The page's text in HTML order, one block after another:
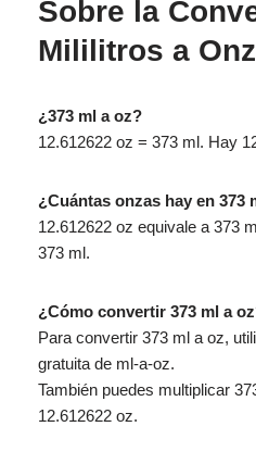
Sobre la
Mililitros a
¿373 ml a oz?
12.612622 oz = 373 ml. Hay
¿Cuántas onzas hay en 373
12.612622 oz equivale a 373
373 ml.
¿Cómo convertir 373 ml a
Para convertir 373 ml a oz,
gratuita de ml-a-oz.
También puedes multiplicar
12.612622 oz.